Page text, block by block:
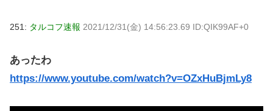
251: タルコフ速報 2021/12/31(金) 14:56:23.69 ID:QIK99AF+0
あったわ
https://www.youtube.com/watch?v=OZxHuBjmLy8